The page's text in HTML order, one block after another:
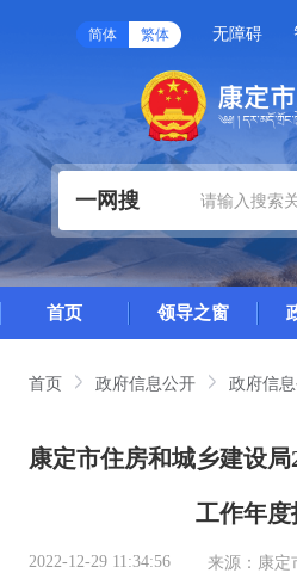
简体 繁体 无障碍
一网搜
首页 领导之窗
首页 政府信息公开 政府信
康定市住房和城乡建设
工作年度
2022-12-29 11:34:56 来源： 康定